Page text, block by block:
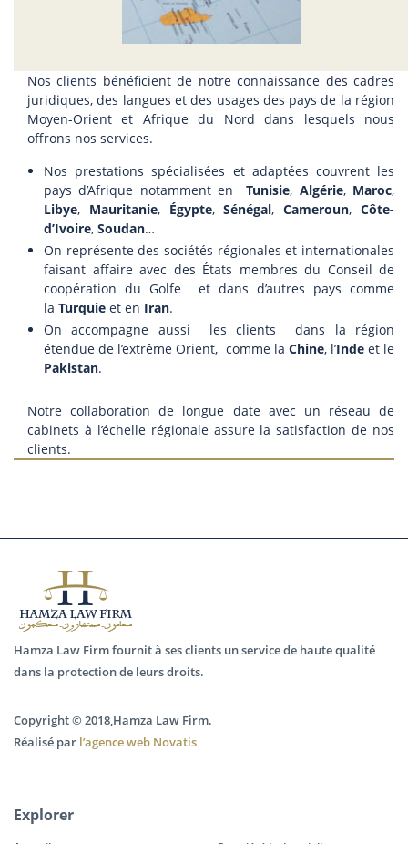
Nos clients bénéficient de notre connaissance des cadres
juridiques, des langues et des usages des pays de la région
Moyen-Orient et Afrique du Nord dans lesquels nous
offrons nos services.
Nos prestations spécialisées et adaptées couvrent les
pays d’Afrique notamment enTunisie, Algérie, Maroc,
Libye, Mauritanie, Égypte,Sénégal,Cameroun,Côte-
d’Ivoire, Soudan…
On représente des sociétés régionales et internationales
faisant affaire avec des États membres du Conseil de
coopération du Golfe et dans d’autres pays comme
la Turquie et en Iran.
On accompagne aussi les clients dans la région
étendue de l’extrême Orient, comme la Chine, l’Inde et le
Pakistan.
Notre collaboration de longue date avec un réseau de
cabinets à l’échelle régionale assure la satisfaction de nos
clients.
Hamza Law Firm fournit à ses clients un service de haute qualité
dans la protection de leurs droits.
Copyright © 2018,Hamza Law Firm.
Réalisé par l’agence web Novatis
Explorer